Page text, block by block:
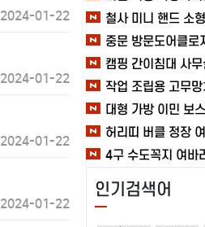
2024-01-22
2024-01-22
2024-01-22
2024-01-22
인기검색어